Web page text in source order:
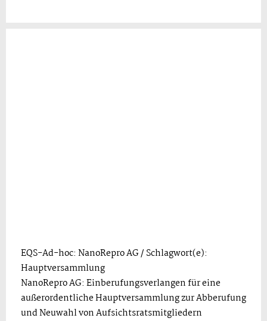
EQS-Ad-hoc: NanoRepro AG / Schlagwort(e):
Hauptversammlung
NanoRepro AG: Einberufungsverlangen für eine
außerordentliche Hauptversammlung zur Abberufung
und Neuwahl von Aufsichtsratsmitgliedern